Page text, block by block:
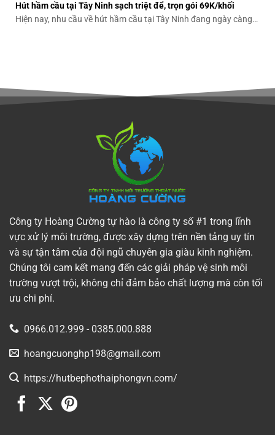
Hút hầm cầu tại Tây Ninh sạch triệt để, trọn gói 69K/khối
Hiện nay, nhu cầu về hút hầm cầu tại Tây Ninh đang ngày càng
Công ty Hoàng Cường tự hào là công ty số #1 trong lĩnh
vực xử lý môi trường, được xây dựng trên nền tảng uy tín
và sự tận tâm của đội ngũ chuyên gia giàu kinh nghiệm.
Chúng tôi cam kết mang đến các giải pháp vệ sinh môi
trường vượt trội, không chỉ đảm bảo chất lượng mà còn tối
ưu chi phí.
0966.012.999 - 0385.000.888
hoangcuonghp198@gmail.com
https://hutbephothaiphongvn.com/